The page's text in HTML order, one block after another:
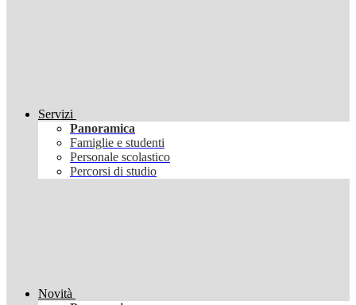
Servizi
Panoramica
Famiglie e studenti
Personale scolastico
Percorsi di studio
Novità